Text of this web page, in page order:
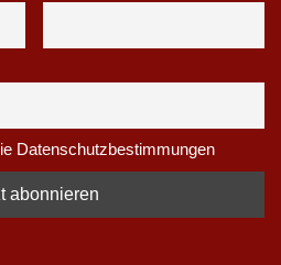
Datenschutzbestimmungen